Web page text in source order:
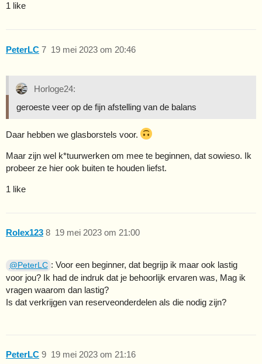
1 like
PeterLC 19 mei 2023 om 20:46
7
Horloge24:
geroeste veer op de fijn afstelling van de balans
Daar hebben we glasborstels voor.
Maar zijn wel k*tuurwerken om mee te beginnen, dat sowieso. Ik
probeer ze hier ook buiten te houden liefst.
1 like
Rolex123 19 mei 2023 om 21:00
8
@PeterLC : Voor een beginner, dat begrijp ik maar ook lastig
voor jou? Ik had de indruk dat je behoorlijk ervaren was, Mag ik
vragen waarom dan lastig?
Is dat verkrijgen van reserveonderdelen als die nodig zijn?
PeterLC 19 mei 2023 om 21:16
9